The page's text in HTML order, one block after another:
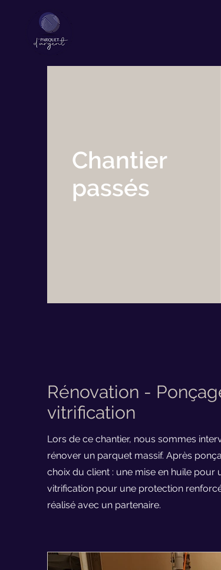
Chantier
passés
Rénovation -
vitrification
Lors de ce chantier, nous sommes
rénover un parquet massif. Après
choix du client : une mise en huile
vitrification pour une protection
réalisé avec un partenaire.